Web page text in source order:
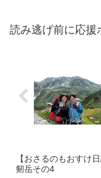
読み逃げ前に応
【おさるのもおすけ
剱岳その4